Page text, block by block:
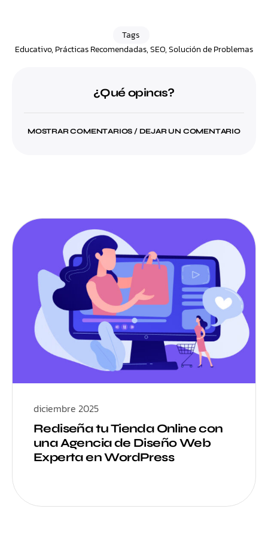
Tags
Educativo, Prácticas Recomendadas,SEO,Solución de Problemas
¿Qué opinas?
MOSTRAR COMENTARIOS / DEJAR UN COMENTARIO
diciembre 2025
Rediseña tu Tienda Online con
una Agencia de Diseño Web
Experta en WordPress